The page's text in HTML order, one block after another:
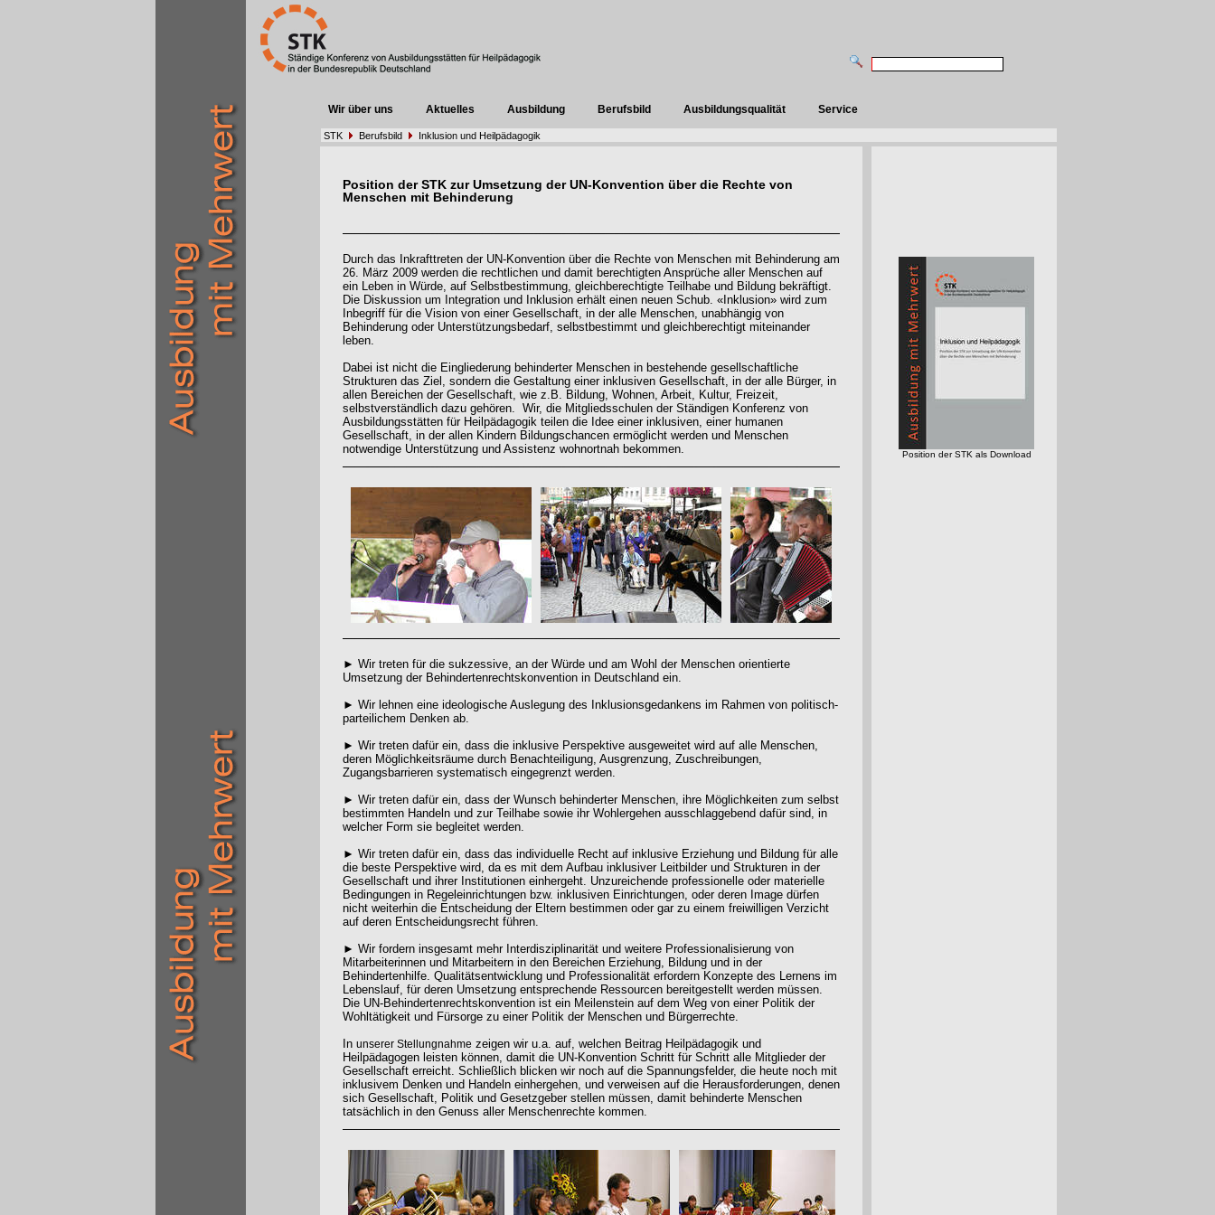
Wir über uns Aktuelles Ausbildung Berufsbild Ausbildungsqualität Service
STK Berufsbild Inklusion und Heilpädagogik
Position der STK zur Umsetzung der UN-Konvention über die Rechte von
Menschen mit Behinderung
Durch das Inkrafttreten der UN-Konvention über die Rechte von Menschen mit Behinderung am
26. März 2009 werden die rechtlichen und damit berechtigten Ansprüche aller Menschen auf
ein Leben in Würde, auf Selbstbestimmung, gleichberechtigte Teilhabe und Bildung bekräftigt.
Die Diskussion um Integration und Inklusion erhält einen neuen Schub. «Inklusion» wird zum
Inbegriff für die Vision von einer Gesellschaft, in der alle Menschen, unabhängig von
Behinderung oder Unterstützungsbedarf, selbstbestimmt und gleichberechtigt miteinander
leben.
Dabei ist nicht die Eingliederung behinderter Menschen in bestehende gesellschaftliche
Strukturen das Ziel, sondern die Gestaltung einer inklusiven Gesellschaft, in der alle Bürger, in
allen Bereichen der Gesellschaft, wie z.B. Bildung, Wohnen, Arbeit, Kultur, Freizeit,
selbstverständlich dazu gehören. Wir, die Mitgliedsschulen der Ständigen Konferenz von
Ausbildungsstätten für Heilpädagogik teilen die Idee einer inklusiven, einer humanen
Gesellschaft, in der allen Kindern Bildungschancen ermöglicht werden und Menschen
notwendige Unterstützung und Assistenz wohnortnah bekommen.
► Wir treten für die sukzessive, an der Würde und am Wohl der Menschen orientierte
Umsetzung der Behindertenrechtskonvention in Deutschland ein.
► Wir lehnen eine ideologische Auslegung des Inklusionsgedankens im Rahmen von politisch-
parteilichem Denken ab.
► Wir treten dafür ein, dass die inklusive Perspektive ausgeweitet wird auf alle Menschen,
deren Möglichkeitsräume durch Benachteiligung, Ausgrenzung, Zuschreibungen,
Zugangsbarrieren systematisch eingegrenzt werden.
► Wir treten dafür ein, dass der Wunsch behinderter Menschen, ihre Möglichkeiten zum selbst
bestimmten Handeln und zur Teilhabe sowie ihr Wohlergehen ausschlaggebend dafür sind, in
welcher Form sie begleitet werden.
► Wir treten dafür ein, dass das individuelle Recht auf inklusive Erziehung und Bildung für alle
die beste Perspektive wird, da es mit dem Aufbau inklusiver Leitbilder und Strukturen in der
Gesellschaft und ihrer Institutionen einhergeht. Unzureichende professionelle oder materielle
Bedingungen in Regeleinrichtungen bzw. inklusiven Einrichtungen, oder deren Image dürfen
nicht weiterhin die Entscheidung der Eltern bestimmen oder gar zu einem freiwilligen Verzicht
auf deren Entscheidungsrecht führen.
► Wir fordern insgesamt mehr Interdisziplinarität und weitere Professionalisierung von
Mitarbeiterinnen und Mitarbeitern in den Bereichen Erziehung, Bildung und in der
Behindertenhilfe. Qualitätsentwicklung und Professionalität erfordern Konzepte des Lernens im
Lebenslauf, für deren Umsetzung entsprechende Ressourcen bereitgestellt werden müssen.
Die UN-Behindertenrechtskonvention ist ein Meilenstein auf dem Weg von einer Politik der
Wohltätigkeit und Fürsorge zu einer Politik der Menschen und Bürgerrechte.
In unserer Stellungnahme zeigen wir u.a. auf, welchen Beitrag Heilpädagogik und
Heilpädagogen leisten können, damit die UN-Konvention Schritt für Schritt alle Mitglieder der
Gesellschaft erreicht. Schließlich blicken wir noch auf die Spannungsfelder, die heute noch mit
inklusivem Denken und Handeln einhergehen, und verweisen auf die Herausforderungen, denen
sich Gesellschaft, Politik und Gesetzgeber stellen müssen, damit behinderte Menschen
tatsächlich in den Genuss aller Menschenrechte kommen.
Position der STK als Download